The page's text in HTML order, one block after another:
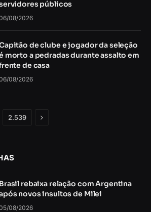
públicos
08/2026
de clube e jogador da seleção
morto a pedradas durante assalto em
de casa
08/2026
2.539 Próximo
Brasil rebaixa relação com Argentina
novos insultos de Milei
08/2026